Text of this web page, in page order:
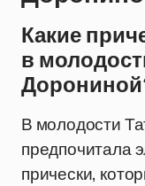
Какие
в
В молодости
предпочитала
прически,